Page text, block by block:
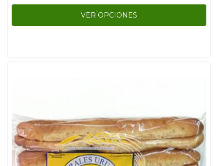
VER OPCIONES